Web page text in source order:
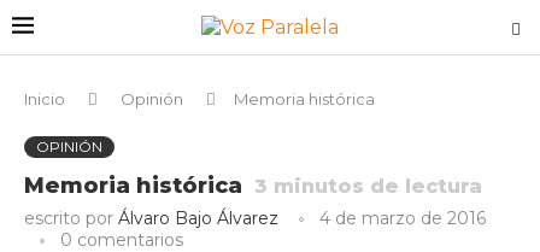
Inicio Opinión Memoria histórica
OPINIÓN
Memoria histórica 3 minutos de lectura
escrito por Álvaro Bajo Álvarez
4 de marzo de 2016
0 comentarios